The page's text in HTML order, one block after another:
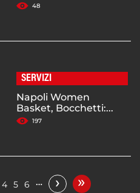
48
SERVIZI
Napoli Women
Basket, Bocchetti:...
197
4 5 6 … › »